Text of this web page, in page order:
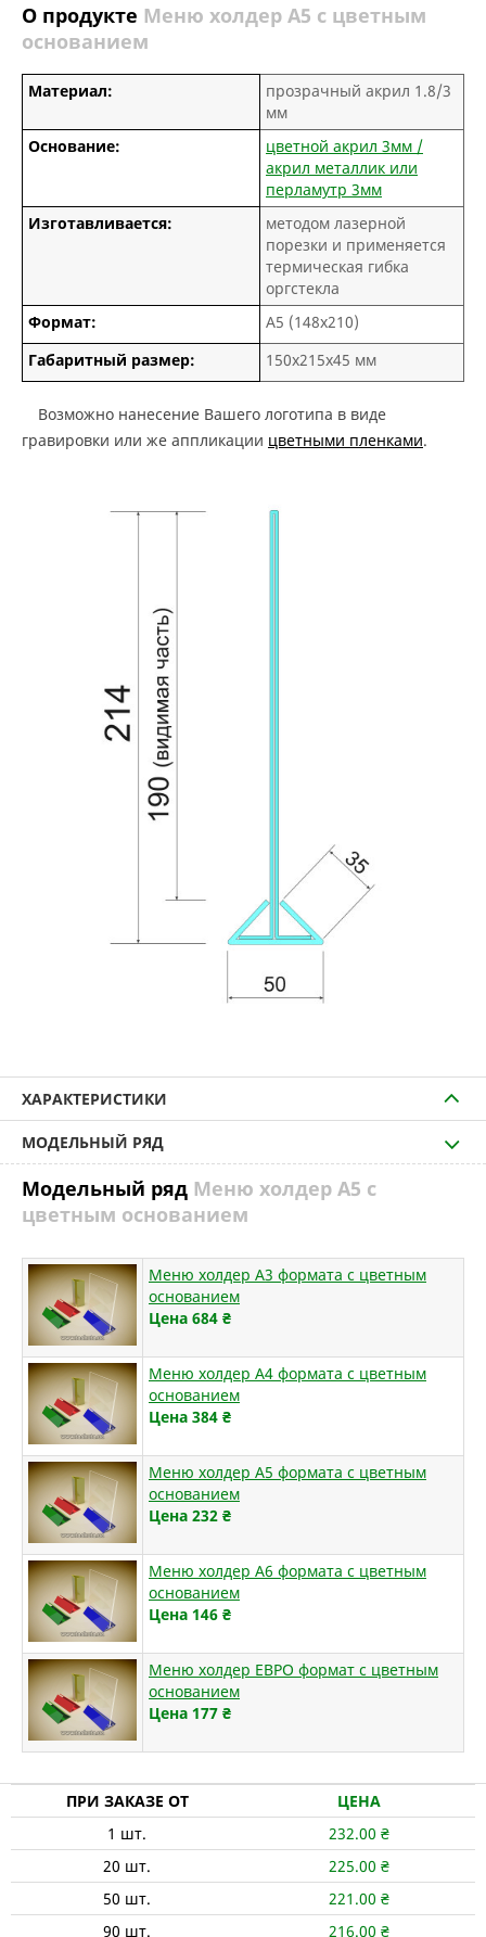
О продукте Меню холдер А5 с цветным
основанием
Материал:
прозрачный акрил 1.8/3
мм
Основание:
цветной акрил 3мм /
акрил металлик или
перламутр 3мм
Изготавливается:
методом лазерной
порезки и применяется
термическая гибка
оргстекла
Формат:
А5 (148х210)
Габаритный размер:
150х215х45 мм
Возможно нанесение Вашего логотипа в виде
гравировки или же аппликации цветными пленками.
ХАРАКТЕРИСТИКИ
МОДЕЛЬНЫЙ РЯД
Модельный ряд Меню холдер А5 с
цветным основанием
Меню холдер А3 формата с цветным
основанием
Цена 684 ₴
Меню холдер А4 формата с цветным
основанием
Цена 384 ₴
Меню холдер А5 формата с цветным
основанием
Цена 232 ₴
Меню холдер А6 формата с цветным
основанием
Цена 146 ₴
Меню холдер ЕВРО формат с цветным
основанием
Цена 177 ₴
ПРИ ЗАКАЗЕ ОТ
ЦЕНА
1 шт. 232.00 ₴
20 шт. 225.00 ₴
50 шт. 221.00 ₴
90 шт. 216.00 ₴